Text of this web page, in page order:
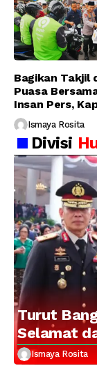
Bagikan Takjil
Puasa
Insan Pers,
Suara Media
Publik
Ismaya Rosita
Divisi
Turut
Selamat
Putra
Ismaya Rosita